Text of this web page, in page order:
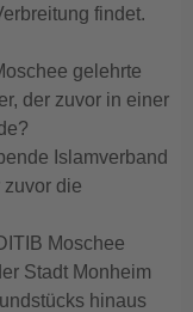
findet.
gelehrte
der zuvor in einer
Islamverband
die
Moschee
Stadt Monheim
hinaus